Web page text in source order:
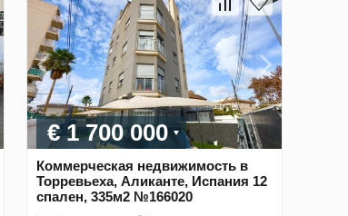
€ 1 700 000
Коммерческая недвижимость в
Торревьеха, Аликанте, Испания 12
спален, 335м2 №166020